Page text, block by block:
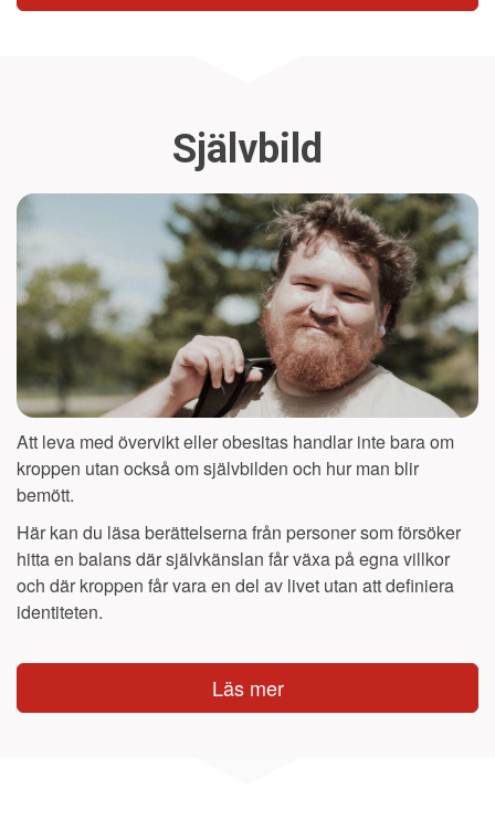
Självbild
Att leva med övervikt eller obesitas handlar inte bara om
kroppen utan också om självbilden och hur man blir
bemött.
Här kan du läsa berättelserna från personer som försöker
hitta en balans där självkänslan får växa på egna villkor
och där kroppen får vara en del av livet utan att definiera
identiteten.
Läs mer